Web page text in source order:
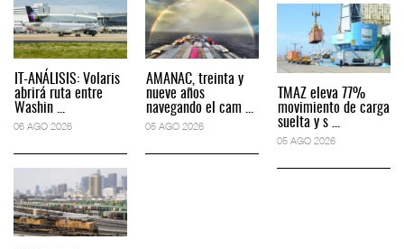
IT-ANÁLISIS: Volaris
abrirá ruta entre
Washin ...
06 AGO 2026
AMANAC, treinta y
nueve años
navegando el cam ...
05 AGO 2026
TMAZ eleva 77%
movimiento de carga
suelta y s ...
05 AGO 2026